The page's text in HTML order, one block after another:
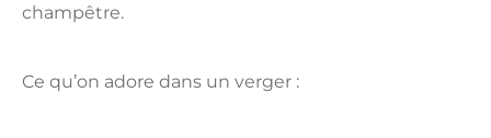
champêtre.
Ce qu’on adore dans un verger :